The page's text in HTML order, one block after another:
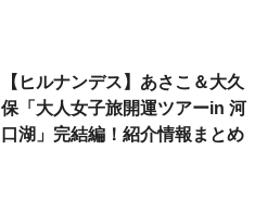
【ヒルナンデス】あさこ＆大久
保「大人女子旅開運ツアーin 河
口湖」完結編！紹介情報まとめ